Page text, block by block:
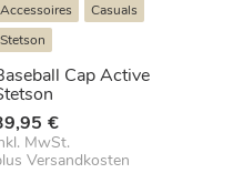
Accessoires
Casuals
Stetson
Cap Active
€
MwSt.
Versandkosten